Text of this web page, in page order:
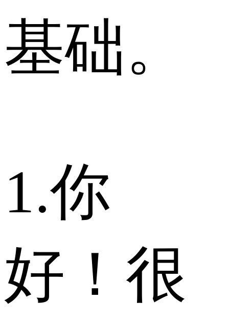
基础。
1.你
好！很